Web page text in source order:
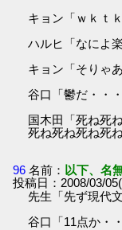
キョン「ｗｋｔ
ハルヒ「なによ
キョン「そりゃ
谷口「鬱だ・・・
国木田「死ね死
死ね死ね死ね死ね
96 名前： 以下、名
投稿日：2008/03/
先生「先ず現代
谷口「11点か・